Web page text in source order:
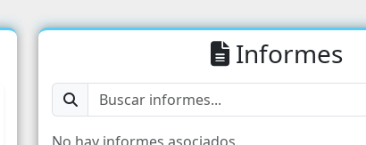
Exterior Poblacion
Participacion Electoral
Informes